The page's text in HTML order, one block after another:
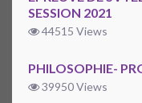
SESSION 2021
44515 Views
PHILOSOPHIE-
39950 Views